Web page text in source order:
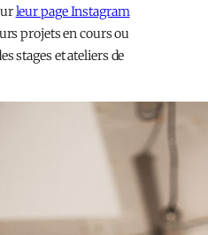
leur page Instagram
projets en cours ou
stages et ateliers de